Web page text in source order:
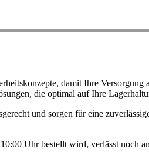
damit Ihre Versorgung
die optimal auf Ihre
und sorgen für eine
Uhr bestellt wird, verlässt noch